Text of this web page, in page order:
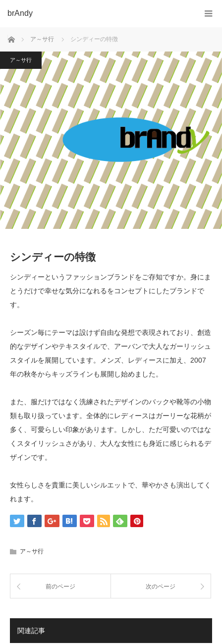
brAndy
ホーム ア～サ行 シンディーの特徴
ア～サ行
シンディーの特徴
シンディーというファッションブランドをご存知ですか。身にま
とうだけで幸せな気分になれるをコンセプトにしたブランドで
す。
シーズン毎にテーマは設けず自由な発想で表現されており、創造
的なデザインやテキスタイルで、アーバンで大人なガーリッシュ
スタイルを展開しています。メンズ、レディースに加え、2007
年の秋冬からキッズラインも展開し始めました。
また、服だけではなく洗練されたデザインのバックや靴等の小物
類も取り扱っています。全体的にレディースはガーリーな花柄が
多く、可愛らしい印象があります。しかし、ただ可愛いのではな
くスタイリッシュさがあり、大人な女性にも身近に感じられるデ
ザインです。
女性らしさを貴重に美しいシルエットで、華やかさも演出してく
れます。
ア～サ行
前のページ 次のページ
関連記事